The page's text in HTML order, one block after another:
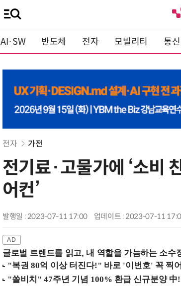
AI·SW 반도체 전자 모빌리티 통신
전자 가전
전기료·고물가에 ‘소비
어컨’
발행일 : 2023-07-11 17:00 업데이트 : 2023-07-11
글로벌 트렌드를 읽고, 내 역할을 가늠하는 소수